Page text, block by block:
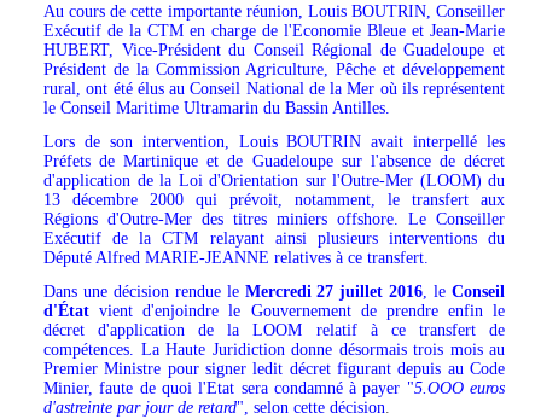
Au cours de cette importante réunion, Louis BOUTRIN, Conseiller
Exécutif de la CTM en charge de l'Economie Bleue et Jean-Marie
HUBERT, Vice-Président du Conseil Régional de Guadeloupe et
Président de la Commission Agriculture, Pêche et développement
rural, ont été élus au Conseil National de la Mer où ils représentent
le Conseil Maritime Ultramarin du Bassin Antilles.
Lors de son intervention, Louis BOUTRIN avait interpellé les
Préfets de Martinique et de Guadeloupe sur l'absence de décret
d'application de la Loi d'Orientation sur l'Outre-Mer (LOOM) du
13 décembre 2000 qui prévoit, notamment, le transfert aux
Régions d'Outre-Mer des titres miniers offshore. Le Conseiller
Exécutif de la CTM relayant ainsi plusieurs interventions du
Député Alfred MARIE-JEANNE relatives à ce transfert.
Dans une décision rendue le Mercredi 27 juillet 2016, leConseil
d'État vient d'enjoindre le Gouvernement de prendre enfin le
décret d'application de la LOOM relatif à ce transfert de
compétences. La Haute Juridiction donne désormais trois mois au
Premier Ministre pour signer ledit décret figurant depuis au Code
Minier, faute de quoi l'Etat sera condamné à payer "5.OOO euros
d'astreinte par jour de retard", selon cette décision.